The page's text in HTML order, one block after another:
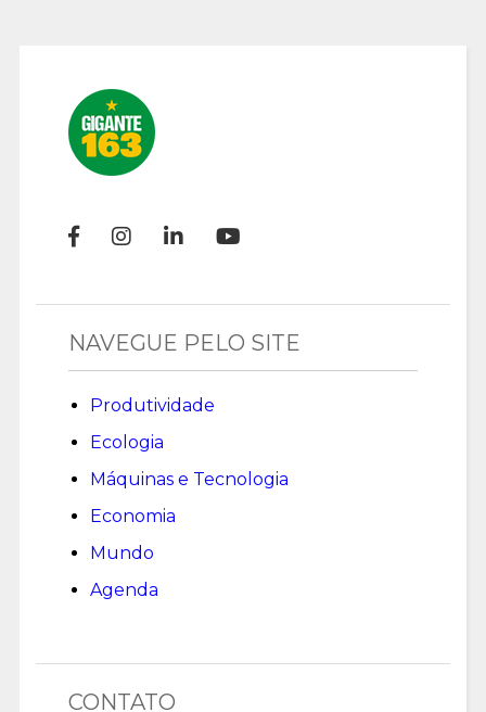
NAVEGUE PELO SITE
Produtividade
Ecologia
Máquinas e Tecnologia
Economia
Mundo
Agenda
CONTATO